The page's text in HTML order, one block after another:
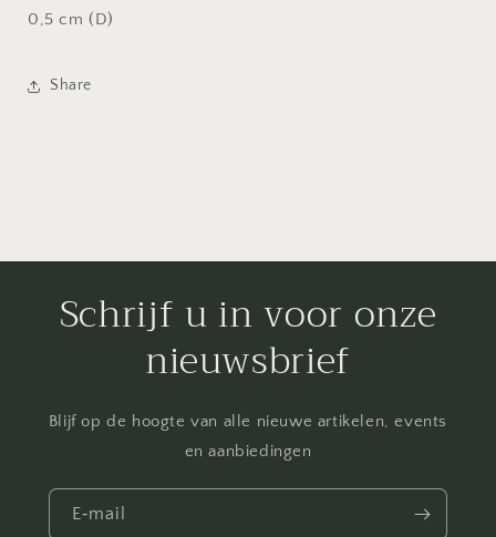
0,5 cm (D)
Share
Schrijf u in voor onze
nieuwsbrief
Blijf op de hoogte van alle nieuwe artikelen, events
en aanbiedingen
E‑mail